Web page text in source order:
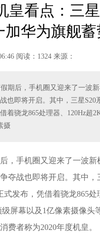
皇看点：三星
加华为旗舰
阅读：1324 来源：
期后，手机圈又迎来了一波
也即将开启。其中，三星S20
着骁龙865处理器、120Hz超
摄
，手机圈又迎来了一波新
夺战也即将开启。其中，
式发布，凭借着骁龙865处
屏幕以及1亿像素摄像头
费者称为2020年度机皇。